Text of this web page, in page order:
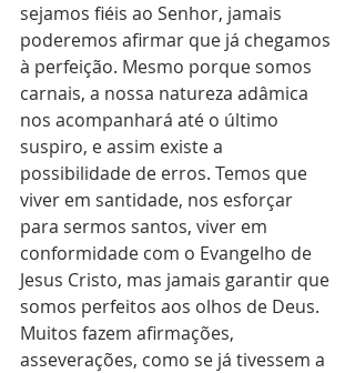
sejamos fiéis ao Senhor, jamais
poderemos afirmar que já chegamos
à perfeição. Mesmo porque somos
carnais, a nossa natureza adâmica
nos acompanhará até o último
suspiro, e assim existe a
possibilidade de erros. Temos que
viver em santidade, nos esforçar
para sermos santos, viver em
conformidade com o Evangelho de
Jesus Cristo, mas jamais garantir que
somos perfeitos aos olhos de Deus.
Muitos fazem afirmações,
asseverações, como se já tivessem a